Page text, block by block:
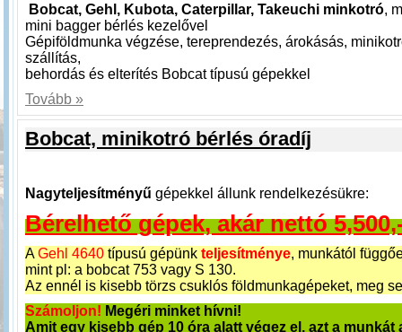
Bobcat, Gehl, Kubota, Caterpillar, Takeuchi minkotró,
mini bagger bérlés kezelővel
Gépiföldmunka végzése, tereprendezés, árokásás,
szállítás,
behordás és elterítés Bobcat típusú gépekkel
Tovább »
Bobcat, minikotró bérlés óradíj
Nagyteljesítményű gépekkel állunk rendelkezésükre:
Bérelhető gépek, akár nettó
AGehl 4640 típusú gépünk teljesítménye, munkától
mint pl: a bobcat 753 vagy S 130.
Az ennél is kisebb törzs csuklós földmunkagépeket, meg
Számoljon! Megéri minket hívni!
Amit egy kisebb gép 10 óra alatt végez el, azt a munkát